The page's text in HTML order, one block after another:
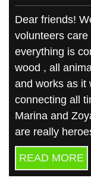
Dear friends!
volunteers
everything is
wood , all
and works as it
connecting all
Marina and
are really
READ MORE